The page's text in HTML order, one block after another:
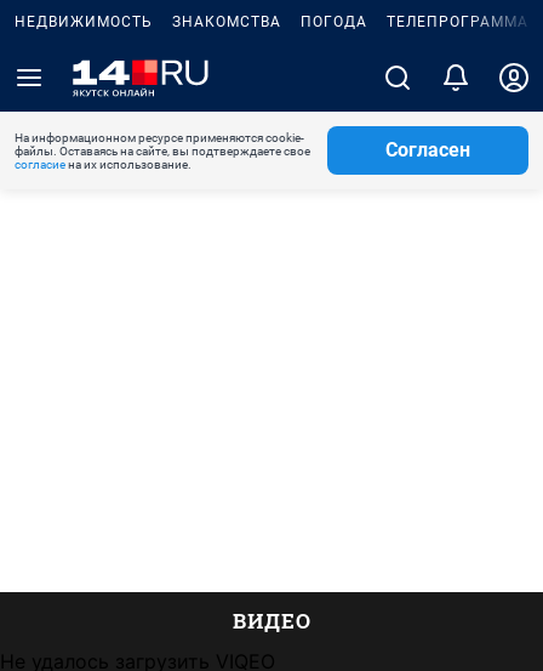
НЕДВИЖИМОСТЬ ЗНАКОМСТВА ПОГОДА ТЕЛЕПРОГРАММА
На информационном ресурсе применяются cookie-
файлы. Оставаясь на сайте, вы подтверждаете свое
согласиена их использование.
Согласен
ВИДЕО
Не удалось загрузить VIQEO